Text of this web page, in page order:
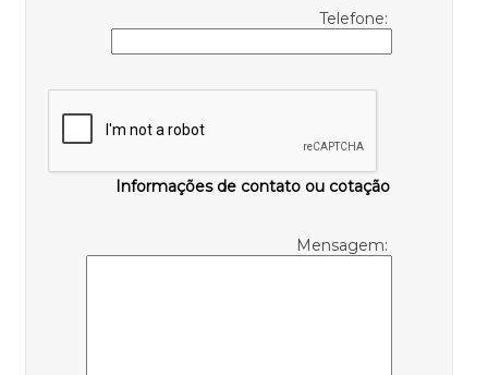
Telefone:
Informações de contato ou cotação
Mensagem: